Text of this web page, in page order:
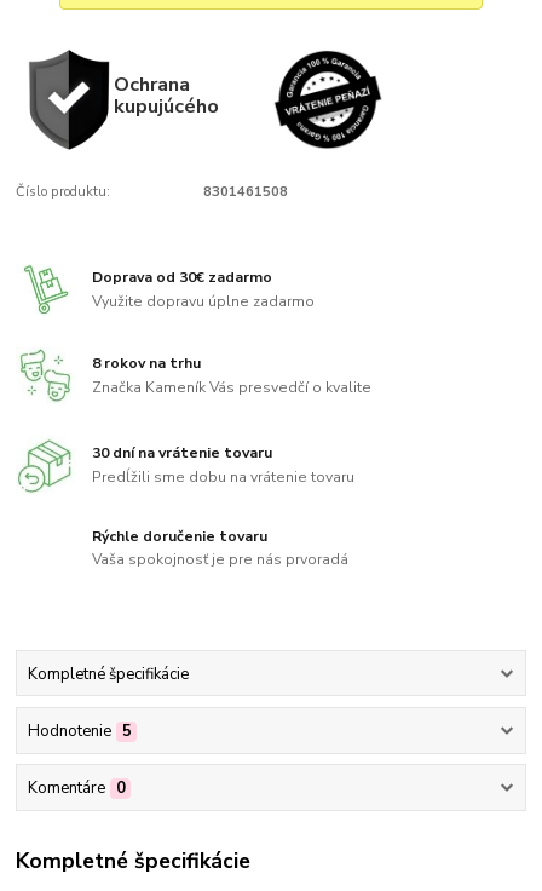
Ochrana
kupujúcého
Číslo produktu: 8301461508
Doprava od 30€ zadarmo
Využite dopravu úplne zadarmo
8 rokov na trhu
Značka Kameník Vás presvedčí o kvalite
30 dní na vrátenie tovaru
Predĺžili sme dobu na vrátenie tovaru
Rýchle doručenie tovaru
Vaša spokojnosť je pre nás prvoradá
Kompletné špecifikácie
Hodnotenie 5
Komentáre 0
Kompletné špecifikácie